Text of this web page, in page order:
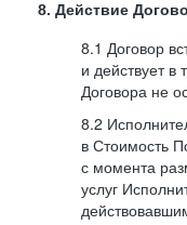
8. Действие
8.1 Договор
и действует
Договора не
8.2
в Стоимость
с момента
услуг